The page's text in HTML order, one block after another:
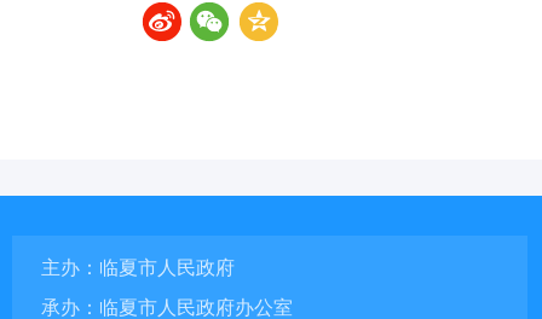
主办：临夏市人民政府
承办：临夏市人民政府办公室